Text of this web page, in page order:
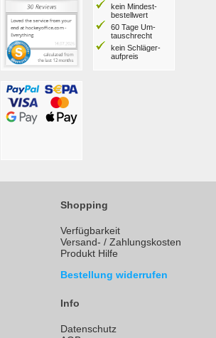
kein Mindest­
bestell­wert
60 Tage Um­
tausch­recht
kein Schläger­
aufpreis
Shopping
Verfügbarkeit
Versand- / Zahlungskosten
Produkt Hilfe
Bestellung widerrufen
Info
Datenschutz